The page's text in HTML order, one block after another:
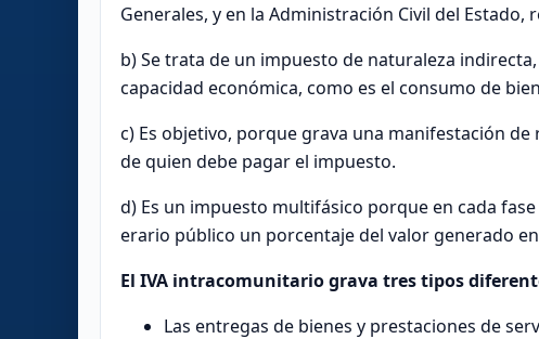
Generales, y en la Administración Civil del Estado,
b) Se trata de un impuesto de naturaleza
capacidad económica, como es el consumo de
c) Es objetivo, porque grava una manifestación
de quien debe pagar el impuesto.
d) Es un impuesto multifásico porque en cada
erario público un porcentaje del valor generado
El IVA intracomunitario grava tres tipos
Las entregas de bienes y prestaciones de